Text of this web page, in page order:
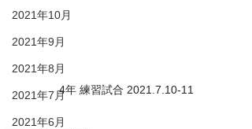
2021年10月
2021年9月
2021年8月
2021年7月
2021年6月
4年 練習試合 2021.7.10-11